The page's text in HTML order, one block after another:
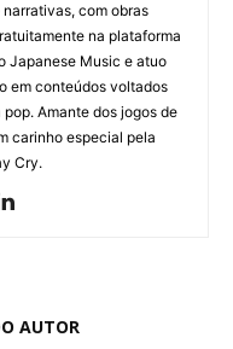
com obras
na plataforma
Japanese Music e atuo
em conteúdos voltados
Amante dos jogos de
carinho especial pela
Cry.
AUTOR